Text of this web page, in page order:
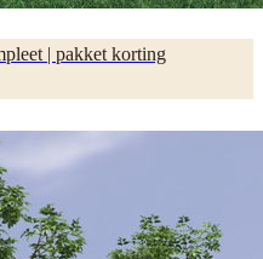
| pakket korting